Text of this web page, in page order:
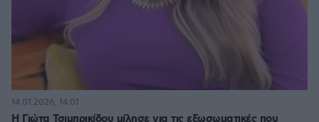
Η Γιώτα Τσιμπρικίδου μίλησε για τις εξωσωματικές που
14.01.2026, 14:01